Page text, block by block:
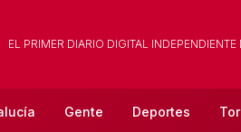
EL PRIMER DIARIO DIGITAL INDEPENDIENTE
Gente Deportes